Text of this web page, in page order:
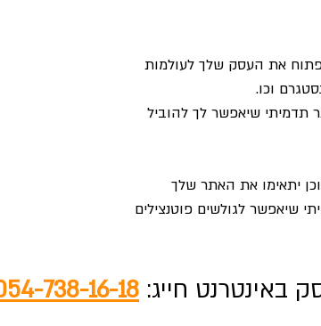
לפתוח את העסק שלך לעולמות
וכו.
תדמיתי שיאפשר לך להוביל
יתאימו את האתר שלך
שיאפשר לגולשים פוטנצילים
באינטרנט חייג: 738-16-18